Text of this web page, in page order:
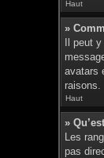
Haut
»
Il peut
avatars
raisons.
Haut
»
Les
pas